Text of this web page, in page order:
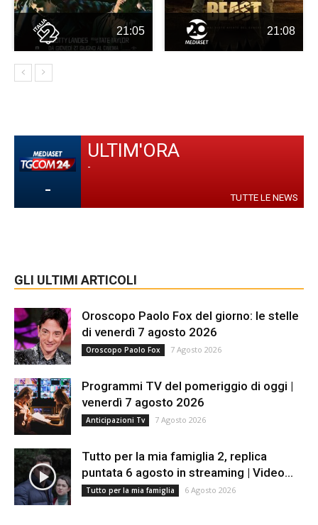
21:05 21:08
-
ULTIM'ORA
-
TUTTE LE NEWS
GLI ULTIMI ARTICOLI
Oroscopo Paolo Fox del giorno: le stelle
di venerdì 7 agosto 2026
Oroscopo Paolo Fox 7 Agosto 2026
Programmi TV del pomeriggio di oggi |
venerdì 7 agosto 2026
Anticipazioni Tv 7 Agosto 2026
Tutto per la mia famiglia 2, replica
puntata 6 agosto in streaming | Video...
Tutto per la mia famiglia 6 Agosto 2026